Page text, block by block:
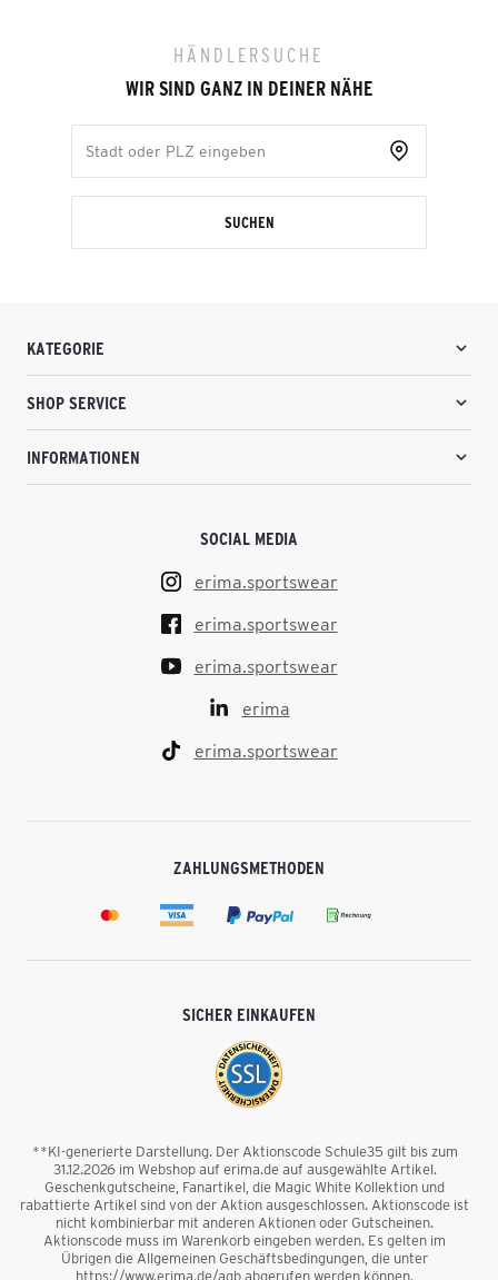
HÄNDLERSUCHE
WIR SIND GANZ IN DEINER NÄHE
SUCHEN
KATEGORIE
SHOP SERVICE
INFORMATIONEN
SOCIAL MEDIA
erima.sportswear
erima.sportswear
erima.sportswear
erima
erima.sportswear
ZAHLUNGSMETHODEN
SICHER EINKAUFEN
**KI-generierte Darstellung. Der Aktionscode Schule35 gilt bis zum
31.12.2026 im Webshop auf erima.de auf ausgewählte Artikel.
Geschenkgutscheine, Fanartikel, die Magic White Kollektion und
rabattierte Artikel sind von der Aktion ausgeschlossen. Aktionscode ist
nicht kombinierbar mit anderen Aktionen oder Gutscheinen.
Aktionscode muss im Warenkorb eingeben werden. Es gelten im
Übrigen die Allgemeinen Geschäftsbedingungen, die unter
https://www.erima.de/agb abgerufen werden können.